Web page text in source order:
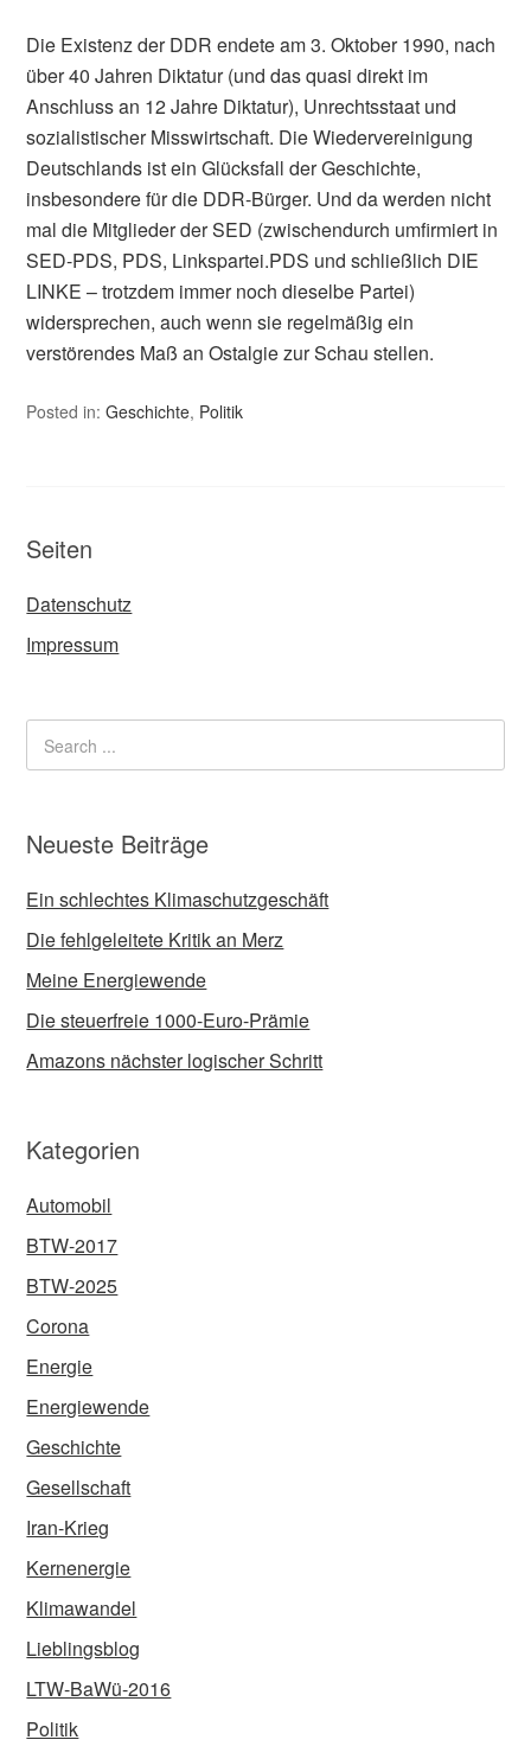
Die Existenz der DDR endete am 3. Oktober 1990, nach
über 40 Jahren Diktatur (und das quasi direkt im
Anschluss an 12 Jahre Diktatur), Unrechtsstaat und
sozialistischer Misswirtschaft. Die Wiedervereinigung
Deutschlands ist ein Glücksfall der Geschichte,
insbesondere für die DDR-Bürger. Und da werden nicht
mal die Mitglieder der SED (zwischendurch umfirmiert in
SED-PDS, PDS, Linkspartei.PDS und schließlich DIE
LINKE – trotzdem immer noch dieselbe Partei)
widersprechen, auch wenn sie regelmäßig ein
verstörendes Maß an Ostalgie zur Schau stellen.
Posted in:Geschichte, Politik
Seiten
Datenschutz
Impressum
Neueste Beiträge
Ein schlechtes Klimaschutzgeschäft
Die fehlgeleitete Kritik an Merz
Meine Energiewende
Die steuerfreie 1000-Euro-Prämie
Amazons nächster logischer Schritt
Kategorien
Automobil
BTW-2017
BTW-2025
Corona
Energie
Energiewende
Geschichte
Gesellschaft
Iran-Krieg
Kernenergie
Klimawandel
Lieblingsblog
LTW-BaWü-2016
Politik